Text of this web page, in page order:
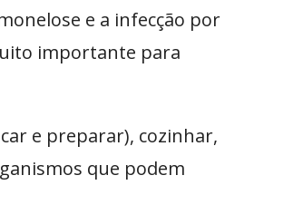
e a infecção por
importante para
e preparar), cozinhar,
que podem